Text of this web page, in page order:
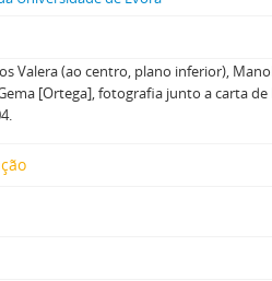
Valera (ao centro, plano inferior),
[Ortega], fotografia junto a carta